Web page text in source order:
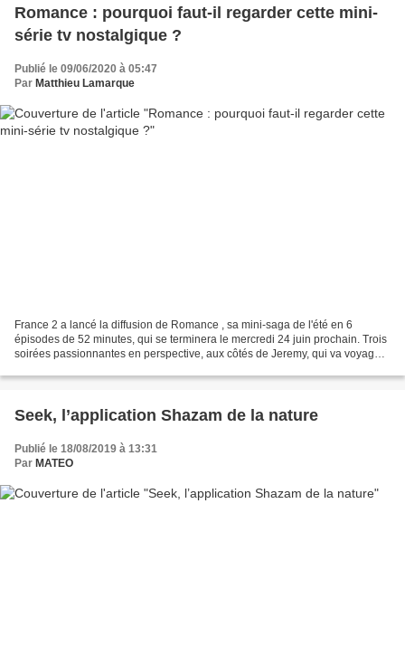
Romance : pourquoi faut-il regarder cette mini-
série tv nostalgique ?
Publié le 09/06/2020 à 05:47
Par Matthieu Lamarque
France 2 a lancé la diffusion de Romance , sa mini-saga de l'été en 6
épisodes de 52 minutes, qui se terminera le mercredi 24 juin prochain. Trois
soirées passionnantes en perspective, aux côtés de Jeremy, qui va voyager
Seek, l’application Shazam de la nature
Publié le 18/08/2019 à 13:31
Par MATEO